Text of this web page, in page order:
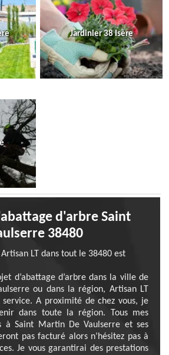
Jardinier 38 Isère
d'arbre Saint
38480
LT dans tout le 38480 est
d’abattage d’arbre dans la ville de
ou dans la région, Artisan LT
A proximité de chez vous, je
dans toute la région. Tous mes
à Saint Martin De Vaulserre et ses
pas facturé alors n’hésitez pas à
Je vous garantirai des prestations